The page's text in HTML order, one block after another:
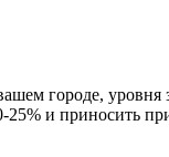
городе,
и приносить